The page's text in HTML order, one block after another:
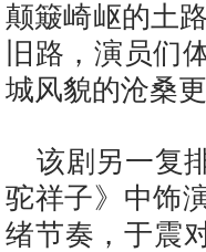
颠簸崎岖的土
旧路，演员们
城风貌的沧桑更
该剧另一复
驼祥子》中饰
绪节奏，于震